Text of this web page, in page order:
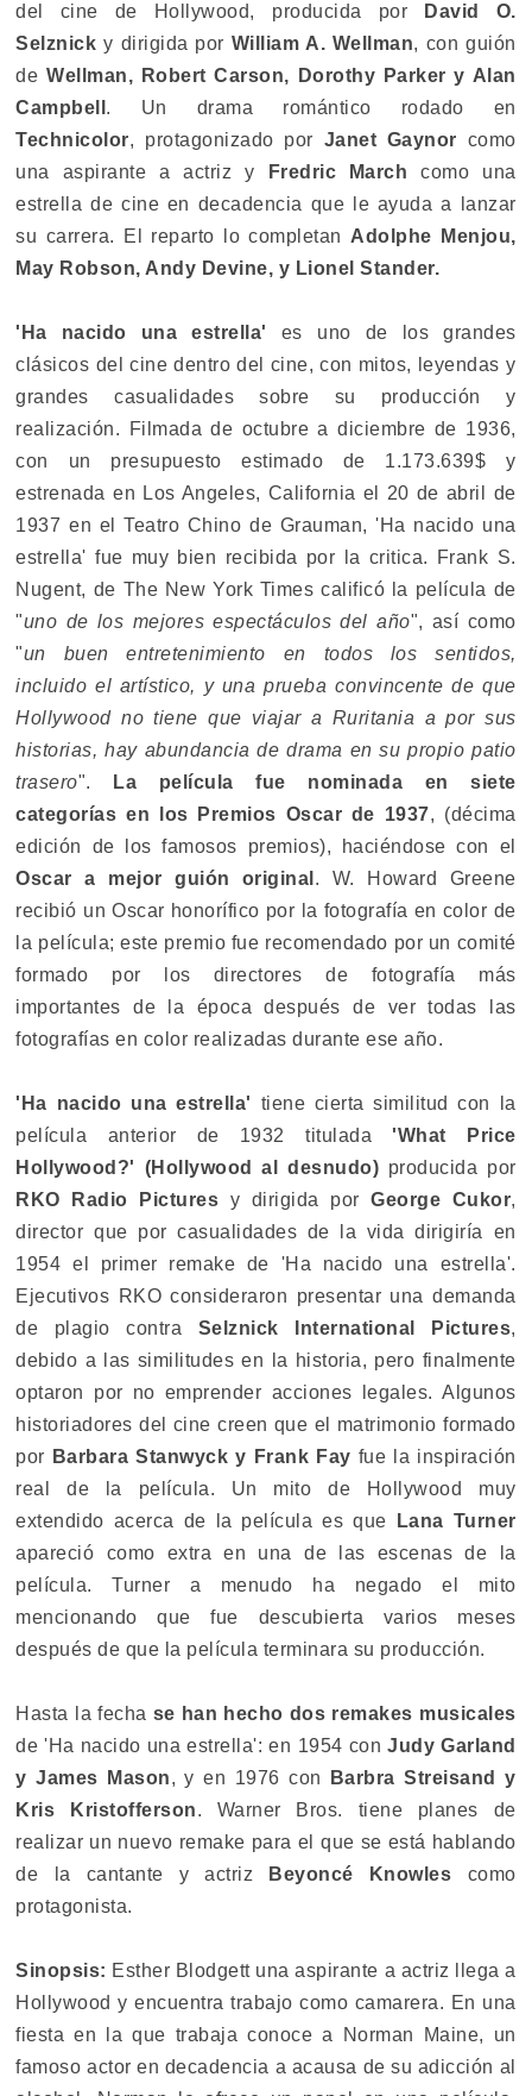
del cine de Hollywood, producida por
David O.
Selznick y dirigida por William A. Wellman, con guión
deWellman, Robert Carson, Dorothy Parker y Alan
Campbell . Un drama romántico rodado en
Technicolor, protagonizado por Janet Gaynor como
una aspirante a actriz y
Fredric March como una
estrella de cine en decadencia que le ayuda a lanzar
su carrera. El reparto lo completan Adolphe Menjou,
May Robson, Andy Devine, y Lionel Stander.
'Ha nacido una estrella'
es uno de los grandes
clásicos del cine dentro del cine, con mitos, leyendas y
grandes casualidades sobre su producción y
realización. Filmada de octubre a diciembre de 1936,
con un presupuesto estimado de 1.173.639$ y
estrenada en Los Angeles, California el 20 de abril de
1937 en el Teatro Chino de Grauman, 'Ha nacido una
estrella' fue muy bien recibida por la critica. Frank S.
Nugent, de The New York Times calificó la película de
"uno de los mejores espectáculos del año", así como
"un buen entretenimiento en todos los sentidos,
incluido el artístico, y una prueba convincente de que
Hollywood no tiene que viajar a Ruritania a por sus
historias, hay abundancia de drama en su propio patio
trasero".
La película fue nominada en siete
categorías en los Premios Oscar de 1937, (décima
edición de los famosos premios), haciéndose con el
Oscar a mejor guión original . W. Howard Greene
recibió un Oscar honorífico por la fotografía en color de
la película; este premio fue recomendado por un comité
formado por los directores de fotografía más
importantes de la época después de ver todas las
fotografías en color realizadas durante ese año.
'Ha nacido una estrella' tiene cierta similitud con la
película anterior de 1932 titulada 'What Price
Hollywood?' (Hollywood al desnudo) producida por
RKO Radio Pictures y dirigida por George Cukor,
director que por casualidades de la vida dirigiría en
1954 el primer remake de 'Ha nacido una estrella'.
Ejecutivos RKO consideraron presentar una demanda
de plagio contra Selznick International Pictures,
debido a las similitudes en la historia, pero finalmente
optaron por no emprender acciones legales. Algunos
historiadores del cine creen que el matrimonio formado
por Barbara Stanwyck y Frank Fay fue la inspiración
real de la película. Un mito de Hollywood muy
extendido acerca de la película es que
Lana Turner
apareció como extra en una de las escenas de la
película. Turner a menudo ha negado el mito
mencionando que fue descubierta varios meses
después de que la película terminara su producción.
Hasta la fecha se han hecho dos remakes musicales
de 'Ha nacido una estrella': en 1954 conJudy Garland
y James Mason, y en 1976 con
Barbra Streisand y
Kris Kristofferson. Warner Bros. tiene planes de
realizar un nuevo remake para el que se está hablando
de la cantante y actriz
Beyoncé Knowles como
protagonista.
Sinopsis: Esther Blodgett una aspirante a actriz llega a
Hollywood y encuentra trabajo como camarera. En una
fiesta en la que trabaja conoce a Norman Maine, un
famoso actor en decadencia a acausa de su adicción al